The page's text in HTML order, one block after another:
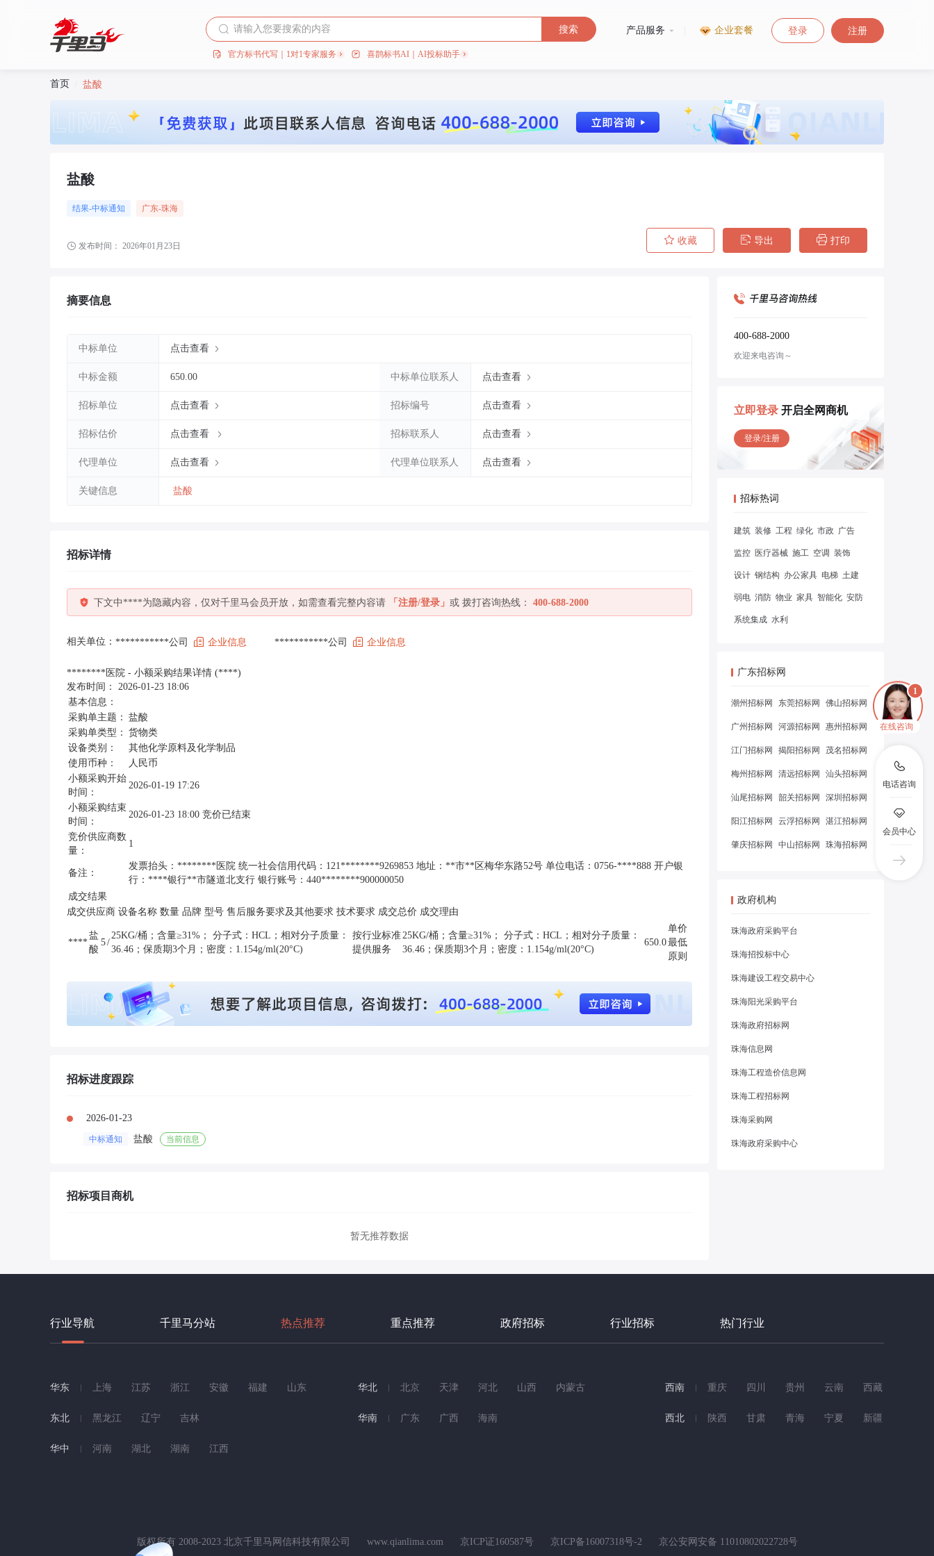
搜索
官方标书代写｜1对1专家服务 喜鹊标书AI｜AI投标助手
产品服务 企业套餐 登录 注册
在线咨询
电话咨询
会员中心
首页 盐酸
盐酸
结果-中标通知 广东-珠海
发布时间： 2026年01月23日 收藏 导出 打印
摘要信息
中标单位 点击查看
中标金额 650.00 中标单位联系人 点击查看
招标单位 点击查看 招标编号 点击查看
招标估价 点击查看 招标联系人 点击查看
代理单位 点击查看 代理单位联系人 点击查看
关键信息 盐酸
招标详情
下文中****为隐藏内容，仅对千里马会员开放，如需查看完整内容请 「注册/登录」 或 拨打咨询热线： 400-688-2000
相关单位： ***********公司 企业信息 ***********公司 企业信息
********医院 - 小额采购结果详情 (****)
发布时间： 2026-01-23 18:06
基本信息：
采购单主题： 盐酸
采购单类型： 货物类
设备类别：
其他化学原料及化学制品
使用币种：
人民币
小额采购开始
时间：
2026-01-19 17:26
小额采购结束
时间：
2026-01-23 18:00 竞价已结束
竞价供应商数
量：
1
备注：
发票抬头：********医院 统一社会信用代码：121********9269853 地址：**市**区梅华东路52号 单位电话：0756-****888 开户银
行：****银行**市隧道北支行 银行账号：440********900000050
成交结果
成交供应商 设备名称 数量 品牌 型号 售后服务要求及其他要求 技术要求 成交总价 成交理由
****
盐
酸
5/
25KG/桶；含量≥31%； 分子式：HCL；相对分子质量：
36.46；保质期3个月；密度：1.154g/ml(20°C)
按行业标准
提供服务
25KG/桶；含量≥31%； 分子式：HCL；相对分子质量：
36.46；保质期3个月；密度：1.154g/ml(20°C)
650.0
单价
最低
原则
招标进度跟踪
2026-01-23
中标通知 盐酸 当前信息
招标项目商机
暂无推荐数据
400-688-2000
欢迎来电咨询～
立即登录 开启全网商机
登录/注册
招标热词
建筑 装修 工程 绿化 市政 广告
监控 医疗器械 施工 空调 装饰
设计 钢结构 办公家具 电梯 土建
弱电 消防 物业 家具 智能化 安防
系统集成 水利
广东招标网
潮州招标网 东莞招标网 佛山招标网
广州招标网 河源招标网 惠州招标网
江门招标网 揭阳招标网 茂名招标网
梅州招标网 清远招标网 汕头招标网
汕尾招标网 韶关招标网 深圳招标网
阳江招标网 云浮招标网 湛江招标网
肇庆招标网 中山招标网 珠海招标网
政府机构
珠海政府采购平台
珠海招投标中心
珠海建设工程交易中心
珠海阳光采购平台
珠海政府招标网
珠海信息网
珠海工程造价信息网
珠海工程招标网
珠海采购网
珠海政府采购中心
行业导航 千里马分站 热点推荐 重点推荐 政府招标 行业招标 热门行业
华东 上海 江苏 浙江 安徽 福建 山东 华北 北京 天津 河北 山西 内蒙古 西南 重庆 四川 贵州 云南 西藏
东北 黑龙江 辽宁 吉林 华南 广东 广西 海南 西北 陕西 甘肃 青海 宁夏 新疆
华中 河南 湖北 湖南 江西
版权所有 2008-2023 北京千里马网信科技有限公司 www.qianlima.com 京ICP证160587号 京ICP备16007318号-2 京公安网安备 11010802022728号